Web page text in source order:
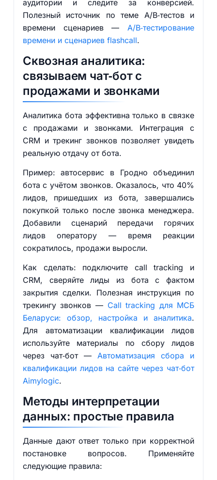
аудитории и следите за конверсией.
Полезный источник по теме A/B‑тестов и
времени сценариев —A/B‑тестирование
времени и сценариев flashcall.
Сквозная аналитика:
связываем чат‑бот с
продажами и звонками
Аналитика бота эффективна только в связке
с продажами и звонками. Интеграция с
CRM и трекинг звонков позволяет увидеть
реальную отдачу от бота.
Пример: автосервис в Гродно объединил
бота с учётом звонков. Оказалось, что 40%
лидов, пришедших из бота, завершались
покупкой только после звонка менеджера.
Добавили сценарий передачи горячих
лидов оператору — время реакции
сократилось, продажи выросли.
Как сделать: подключите call tracking и
CRM, сверяйте лиды из бота с фактом
закрытия сделки. Полезная инструкция по
трекингу звонков — Call tracking для МСБ
Беларуси: обзор, настройка и аналитика.
Для автоматизации квалификации лидов
используйте материалы по сбору лидов
через чат‑бот —Автоматизация сбора и
квалификации лидов на сайте через чат‑бот
Aimylogic.
Методы интерпретации
данных: простые правила
Данные дают ответ только при корректной
постановке вопросов. Применяйте
следующие правила: